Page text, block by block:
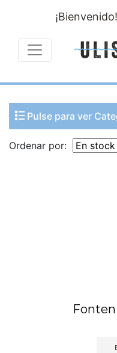
¡Bienvenido!
Pulse para ver
Ordenar por: